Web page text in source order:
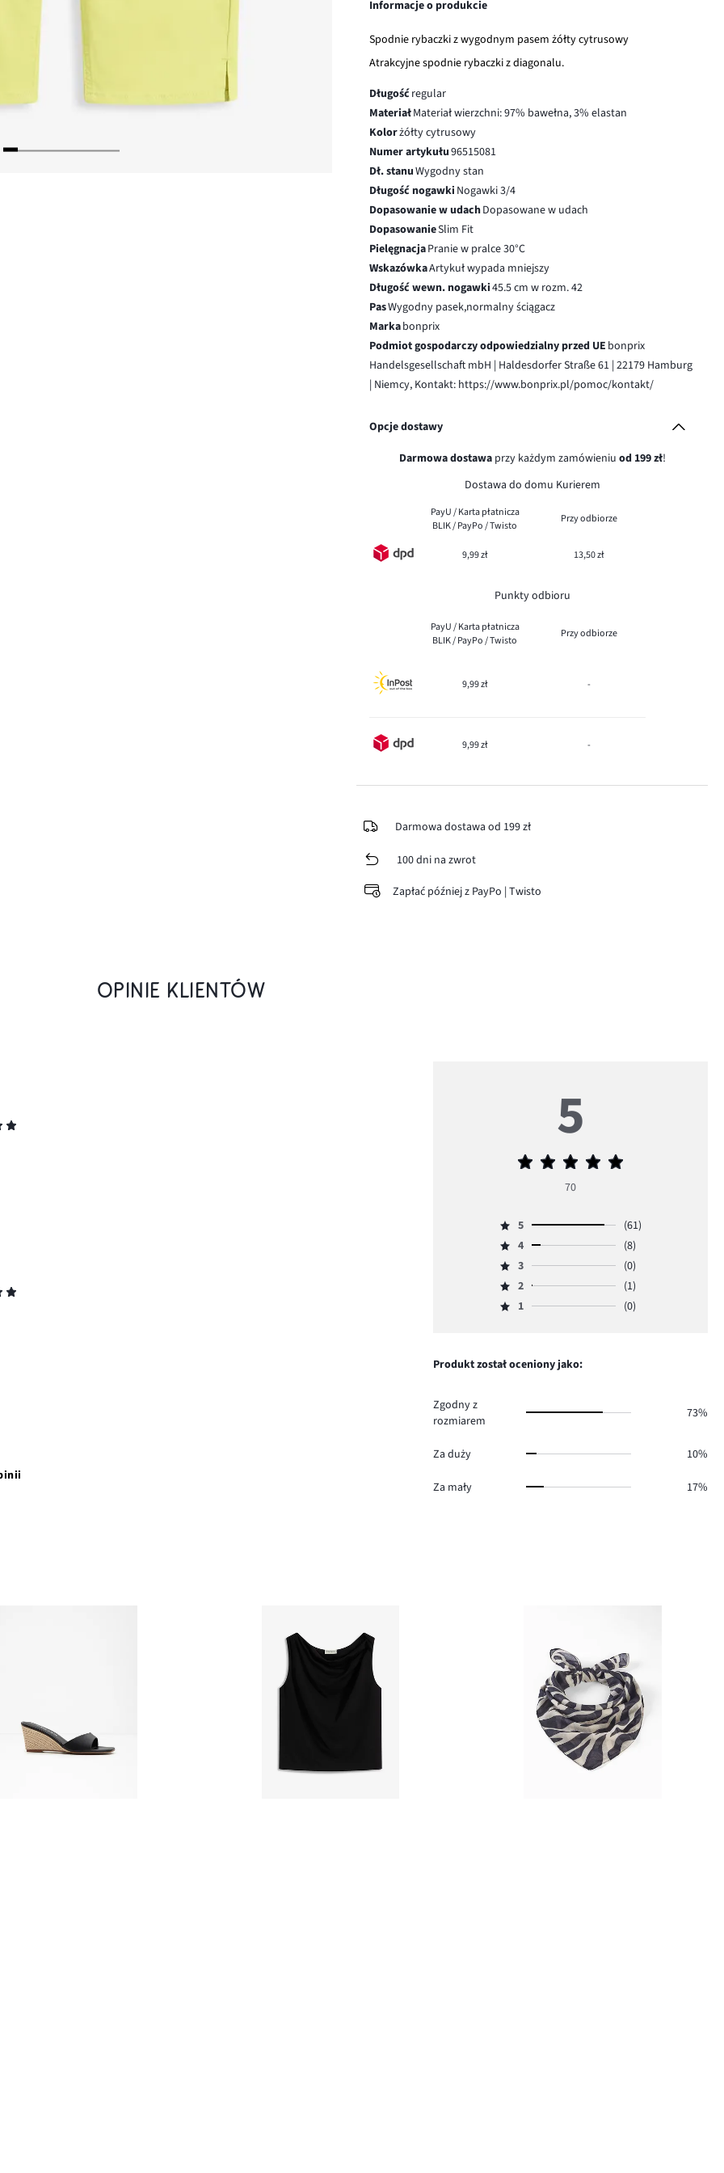
Informacje o produkcie
Spodnie rybaczki z wygodnym pasem żółty cytrusowy
Atrakcyjne spodnie rybaczki z diagonalu.
Długośćregular
MateriałMateriał wierzchni: 97% bawełna, 3% elastan
Kolorżółty cytrusowy
Numer artykułu96515081
Dł. stanuWygodny stan
Długość nogawki Nogawki 3/4
Dopasowanie w udachDopasowane w udach
DopasowanieSlim Fit
PielęgnacjaPranie w pralce 30°C
WskazówkaArtykuł wypada mniejszy
Długość wewn. nogawki45.5 cm w rozm. 42
PasWygodny pasek,normalny ściągacz
Markabonprix
Podmiot gospodarczy odpowiedzialny przed UE bonprix
Handelsgesellschaft mbH | Haldesdorfer Straße 61 | 22179 Hamburg
| Niemcy, Kontakt: https://www.bonprix.pl/pomoc/kontakt/
Opcje dostawy
Darmowa dostawaprzy każdym zamówieniu od 199 zł!
Dostawa do domu Kurierem
PayU / Karta płatnicza
BLIK / PayPo / Twisto
Przy odbiorze
9,99 zł 13,50 zł
Punkty odbioru
PayU / Karta płatnicza
BLIK / PayPo / Twisto
Przy odbiorze
9,99 zł -
9,99 zł -
Darmowa dostawa od 199 zł
100 dni na zwrot
Zapłać później z PayPo | Twisto
OPINIE KLIENTÓW
5
Średnia
5
70
Ocena
5,
ilość
głosów
5
(61)
Ocena
4,
ilość
głosów
4
(8)
Ocena
3,
ilość
3
(0)
Ocena
2,
1.
2
(1)
Ocena
głosów
1 (0)
Produkt został oceniony jako:
Zgodny z
rozmiarem
73%
Za duży 10%
Za mały 17%